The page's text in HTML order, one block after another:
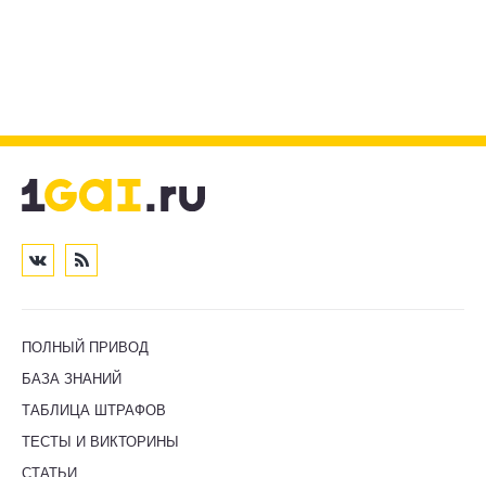
ПОЛНЫЙ ПРИВОД
БАЗА ЗНАНИЙ
ТАБЛИЦА ШТРАФОВ
ТЕСТЫ И ВИКТОРИНЫ
СТАТЬИ